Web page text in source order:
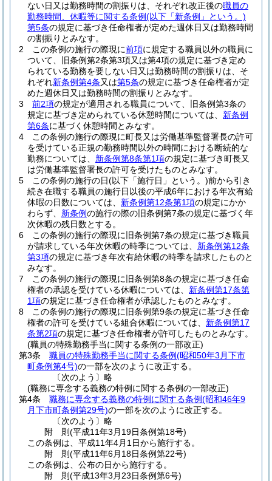
ない日又は勤務時間の割振りは、それぞれ改正後の職員の
勤務時間、休暇等に関する条例(以下「新条例」という。)
第5条の規定に基づき任命権者が定めた週休日又は勤務時間
の割振りとみなす。
2
この条例の施行の際現に前項に規定する職員以外の職員に
ついて、旧条例第2条第3項又は第4項の規定に基づき定め
られている勤務を要しない日又は勤務時間の割振りは、そ
れぞれ新条例第4条又は第5条の規定に基づき任命権者が定
めた週休日又は勤務時間の割振りとみなす。
3
前2項の規定が適用される職員について、旧条例第3条の
規定に基づき定められている休憩時間については、 新条例
第6条に基づく休憩時間とみなす。
4
この条例の施行の際現に町長又は労働基準監督署長の許可
を受けている正規の勤務時間以外の時間における断続的な
勤務については、 新条例第8条第1項の規定に基づき町長又
は労働基準監督署長の許可を受けたものとみなす。
5
この条例の施行の日(以下「施行日」という。)前から引き
続き在職する職員の施行日以後の平成6年における年次有給
休暇の日数については、 新条例第12条第1項の規定にかか
わらず、 新条例の施行の際の旧条例第7条の規定に基づく年
次休暇の残日数とする。
6
この条例の施行の際現に旧条例第7条の規定に基づき職員
が請求している年次休暇の時季については、 新条例第12条
第3項の規定に基づき年次有給休暇の時季を請求したものと
みなす。
7
この条例の施行の際現に旧条例第8条の規定に基づき任命
権者の承認を受けている休暇については、 新条例第17条第
1項の規定に基づき任命権者が承認したものとみなす。
8
この条例の施行の際現に旧条例第9条の規定に基づき任命
権者の許可を受けている組合休暇については、 新条例第17
条第2項の規定に基づき任命権者が許可したものとみなす。
(職員の特殊勤務手当に関する条例の一部改正)
第3条
職員の特殊勤務手当に関する条例(昭和50年3月下市
町条例第4号)の一部を次のように改正する。
〔次のよう〕略
(職務に専念する義務の特例に関する条例の一部改正)
第4条
職務に専念する義務の特例に関する条例(昭和46年9
月下市町条例第29号)の一部を次のように改正する。
〔次のよう〕略
附 則(平成11年3月19日条例第18号)
この条例は、平成11年4月1日から施行する。
附 則(平成11年6月18日条例第22号)
この条例は、公布の日から施行する。
附 則(平成13年3月23日条例第6号)